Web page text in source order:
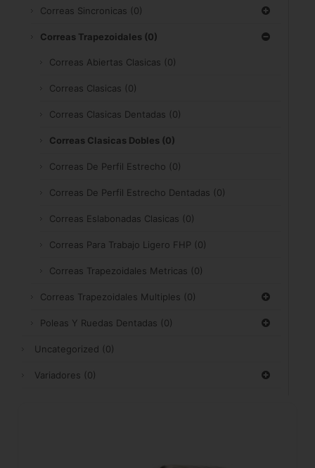
Correas Sincronicas (0)
Correas Trapezoidales (0)
Correas Abiertas Clasicas (0)
Correas Clasicas (0)
Correas Clasicas Dentadas (0)
Correas Clasicas Dobles (0)
Correas De Perfil Estrecho (0)
Correas De Perfil Estrecho Dentadas (0)
Correas Eslabonadas Clasicas (0)
Correas Para Trabajo Ligero FHP (0)
Correas Trapezoidales Metricas (0)
Correas Trapezoidales Multiples (0)
Poleas Y Ruedas Dentadas (0)
Uncategorized (0)
Variadores (0)